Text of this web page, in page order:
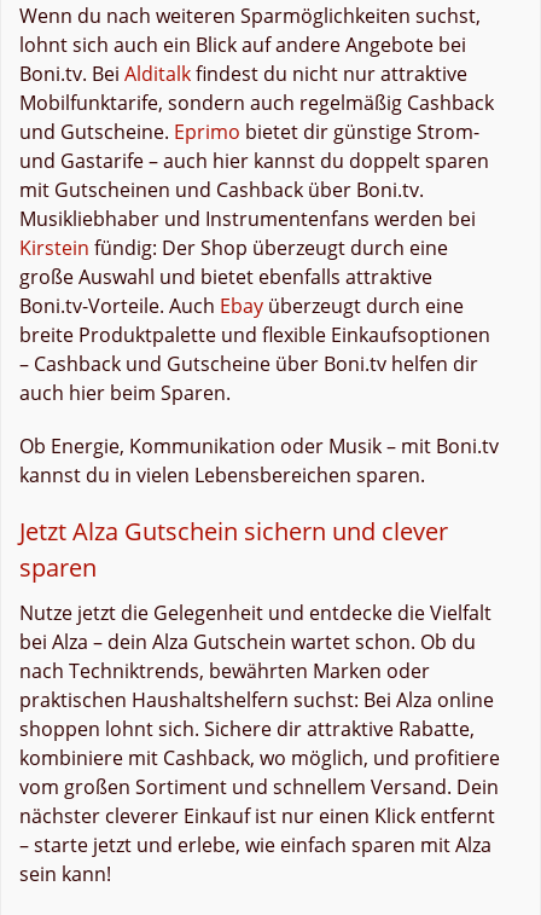
Wenn du nach weiteren Sparmöglichkeiten suchst,
lohnt sich auch ein Blick auf andere Angebote bei
Boni.tv. Bei Alditalkfindest du nicht nur attraktive
Mobilfunktarife, sondern auch regelmäßig Cashback
und Gutscheine. Eprimo bietet dir günstige Strom-
und Gastarife – auch hier kannst du doppelt sparen
mit Gutscheinen und Cashback über Boni.tv.
Musikliebhaber und Instrumentenfans werden bei
Kirstein fündig: Der Shop überzeugt durch eine
große Auswahl und bietet ebenfalls attraktive
Boni.tv-Vorteile. Auch Ebay überzeugt durch eine
breite Produktpalette und flexible Einkaufsoptionen
– Cashback und Gutscheine über Boni.tv helfen dir
auch hier beim Sparen.
Ob Energie, Kommunikation oder Musik – mit Boni.tv
kannst du in vielen Lebensbereichen sparen.
Jetzt Alza Gutschein sichern und clever
sparen
Nutze jetzt die Gelegenheit und entdecke die Vielfalt
bei Alza – dein Alza Gutschein wartet schon. Ob du
nach Techniktrends, bewährten Marken oder
praktischen Haushaltshelfern suchst: Bei Alza online
shoppen lohnt sich. Sichere dir attraktive Rabatte,
kombiniere mit Cashback, wo möglich, und profitiere
vom großen Sortiment und schnellem Versand. Dein
nächster cleverer Einkauf ist nur einen Klick entfernt
– starte jetzt und erlebe, wie einfach sparen mit Alza
sein kann!